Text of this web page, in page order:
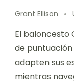
Grant Ellison
El baloncesto
de
adapten sus
mientras